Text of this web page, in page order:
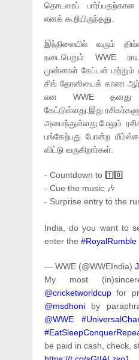
தொடரைப்
எனக் கூறியிருந்தது.
இந்நிலையில் வரும்
நடைபெறும் WWE
முன்னாள் கேப்டன் மற்றும்
சிங் தோனியைக் காண
என WWE தனது
கேட்டுள்ளது.இது
அமைந்துள்ளது.மேலும்
பங்கேற்பது போன்ற
விட்டு வருகிறார்கள்.
- Countdown to 1️⃣0️⃣
- Cue the music 🎶
- Surprise entry to the
India, do you want to
enter the #RoyalRumble
— WWE (@WWEIndia)
My most
@cricketworldcup for
@msdhoni by
@WWE
be paid in cash, check,